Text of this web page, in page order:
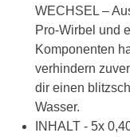
WECHSEL –
Pro-Wirbel und
Komponenten
verhindern
dir einen
Wasser.
INHALT - 5x